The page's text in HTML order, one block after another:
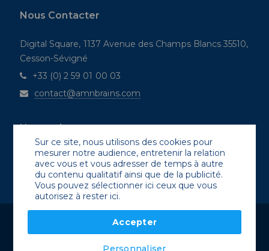
Nous Contacter
Digital Square, 1137 Avenue des Champs Blancs 35510,
Cesson-Sévigné
+33 (0) 2 59 01 00 03
contact@amnbrains.com
Nous suivre
© Copyright 2023 - Tous Droits Réservés - Amn Brains.
Sur ce site, nous utilisons des cookies pour
mesurer notre audience, entretenir la relation
avec vous et vous adresser de temps à autre
du contenu qualitatif ainsi que de la publicité.
Vous pouvez sélectionner ici ceux que vous
autorisez à rester ici.
Personnaliser
Accepter